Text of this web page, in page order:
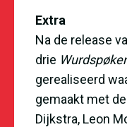
Extra
Na de release
drie
gerealiseerd
gemaakt met
Dijkstra, Leon